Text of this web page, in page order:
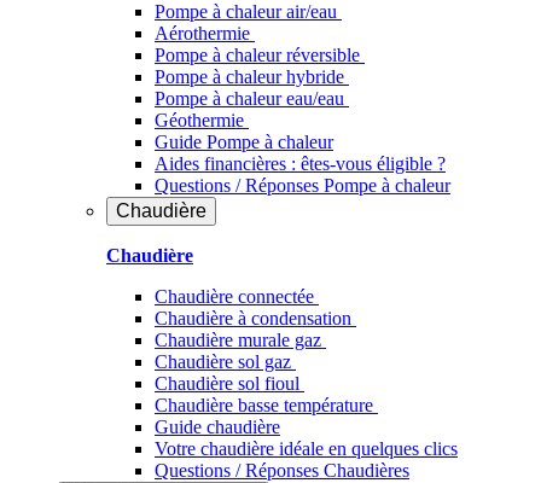
Pompe à chaleur air/eau
Aérothermie
Pompe à chaleur réversible
Pompe à chaleur hybride
Pompe à chaleur​ eau/eau
Géothermie
Guide Pompe à chaleur
Aides financières : êtes-vous éligible ?
Questions / Réponses Pompe à chaleur
Chaudière
Chaudière
Chaudière connectée
Chaudière à condensation
Chaudière murale gaz
Chaudière sol gaz
Chaudière sol fioul
Chaudière basse température
Guide chaudière
Votre chaudière idéale en quelques clics
Questions / Réponses Chaudières